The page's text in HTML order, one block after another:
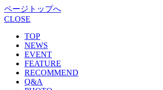
ページトップへ
CLOSE
TOP
NEWS
EVENT
FEATURE
RECOMMEND
Q&A